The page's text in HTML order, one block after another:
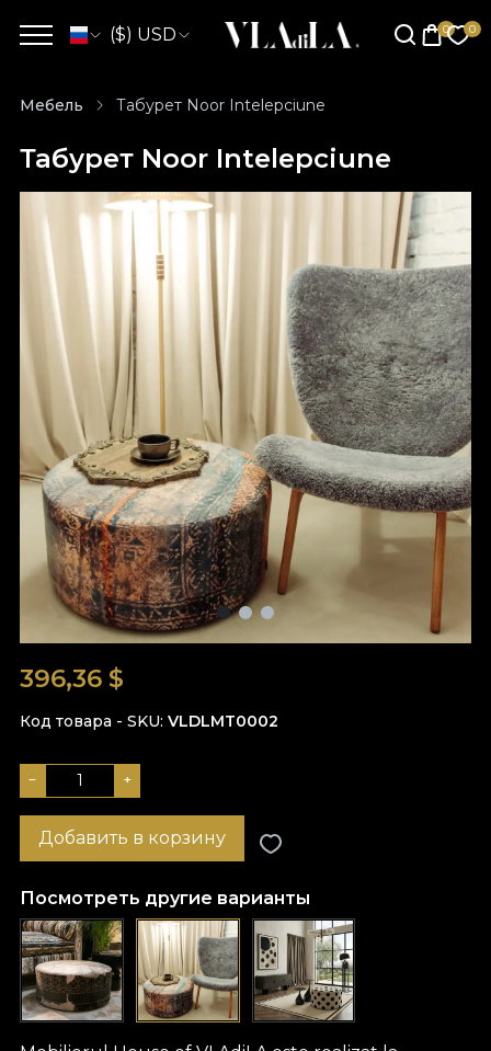
($) USD
Мебель Табурет Noor Intelepciune
Табурет Noor Intelepciune
396,36 $
Код товара - SKU VLDLMT0002
− +
Добавить в корзину
Посмотреть другие варианты